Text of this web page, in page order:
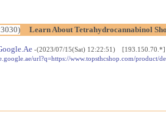
Learn About Tetrahydrocannabinol
-(2023/07/15(Sat) 12:22:51) [193.150.70.*]
url?q=https://www.topsthcshop.com/